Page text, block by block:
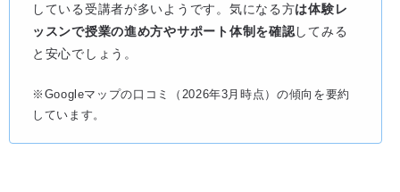
している受講者が多いようです。気になる方は体験レ
ッスンで授業の進め方やサポート体制を確認してみる
と安心でしょう。
※Googleマップの口コミ（2026年3月時点）の傾向を要約
しています。